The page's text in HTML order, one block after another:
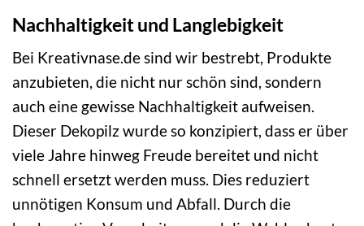
Nachhaltigkeit und Langlebigkeit
Bei Kreativnase.de sind wir bestrebt, Produkte
anzubieten, die nicht nur schön sind, sondern
auch eine gewisse Nachhaltigkeit aufweisen.
Dieser Dekopilz wurde so konzipiert, dass er über
viele Jahre hinweg Freude bereitet und nicht
schnell ersetzt werden muss. Dies reduziert
unnötigen Konsum und Abfall. Durch die